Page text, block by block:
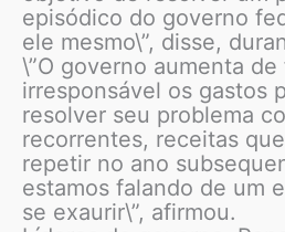
episódico do governo
ele mesmo\”, disse,
\”O governo aumenta de
irresponsável os gastos
resolver seu problema
recorrentes, receitas
repetir no ano
estamos falando de um
se exaurir\”, afirmou.